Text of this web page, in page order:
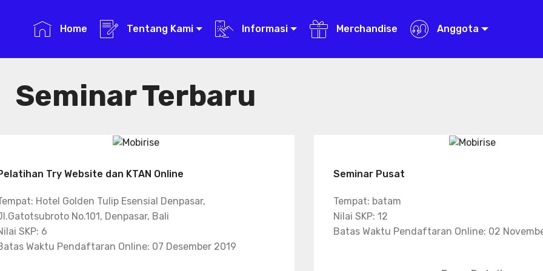
Home Tentang Kami Informasi Merchandise Anggota
Seminar Terbaru
Try Website dan KTAN Online
Hotel Golden Tulip Esensial Denpasar,
No.101, Denpasar, Bali
SKP: 6
Waktu Pendaftaran Online: 07 Desember 2019
Seminar Pusat
Tempat: batam
Nilai SKP: 12
Batas Waktu Pendaftaran Online: 02